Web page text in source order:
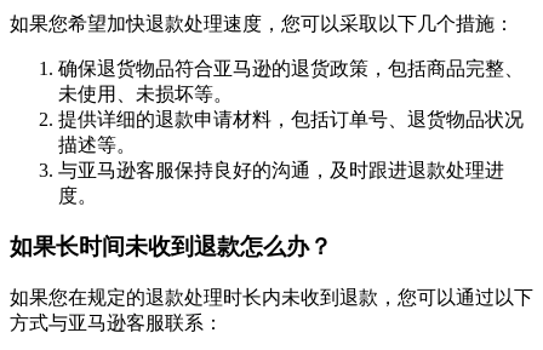
如果您希望加快退款处理速度，您可以采取以下几个措施：
确保退货物品符合亚马逊的退货政策，包括商品完整、
未使用、未损坏等。
提供详细的退款申请材料，包括订单号、退货物品状况
描述等。
与亚马逊客服保持良好的沟通，及时跟进退款处理进
度。
如果长时间未收到退款怎么办？
如果您在规定的退款处理时长内未收到退款，您可以通过以下
方式与亚马逊客服联系：